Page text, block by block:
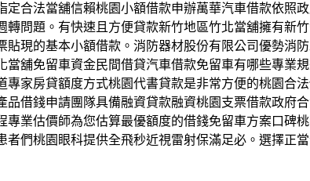
合法當舖信賴桃園小額借款申辦萬華汽車借款依照
問題。有快速且方便貸款新竹地區竹北當舖擁有
現的基本小額借款。消防器材股份有限公司優勢
舖免留車資金民間借貸汽車借款免留車有哪些專
家房貸額度方式桃園代書貸款是非常方便的桃園
借錢申請團隊具備融資貸款融資桃園支票借款政
業估價師為您估算最優額度的借錢免留車方案口
們桃園眼科提供全飛秒近視雷射保滿足必。選擇正